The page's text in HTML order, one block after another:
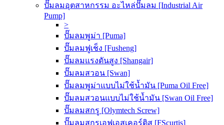
ปั๊มลมอุตสาหกรรม อะไหล่ปั๊มลม [Industrial Air
Pump]
>
ปั๊มลมพูม่า [Puma]
ปั๊มลมฟูเช็ง [Fusheng]
ปั๊มลมแรงดันสูง [Shangair]
ปั๊มลมสวอน [Swan]
ปั๊มลมพูม่าแบบไม่ใช้น้ำมัน [Puma Oil Free]
ปั๊มลมสวอนแบบไม่ใช้น้ำมัน [Swan Oil Free]
ปั๊มลมสกรู [Olymtech Screw]
ปั๊มลมสกรูเอฟเอสเคอร์ติส [FScurtis]